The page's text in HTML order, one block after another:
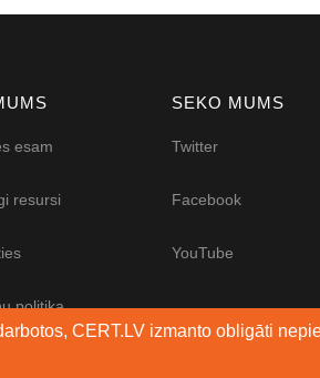
esam
resursi
politika
SEKO MUMS
Twitter
Facebook
YouTube
CERT.LV izmanto obligāti